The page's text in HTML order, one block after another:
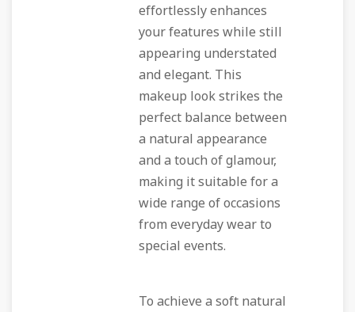
effortlessly enhances
your features while still
appearing understated
and elegant. This
makeup look strikes the
perfect balance between
a natural appearance
and a touch of glamour,
making it suitable for a
wide range of occasions
from everyday wear to
special events.
To achieve a soft natural